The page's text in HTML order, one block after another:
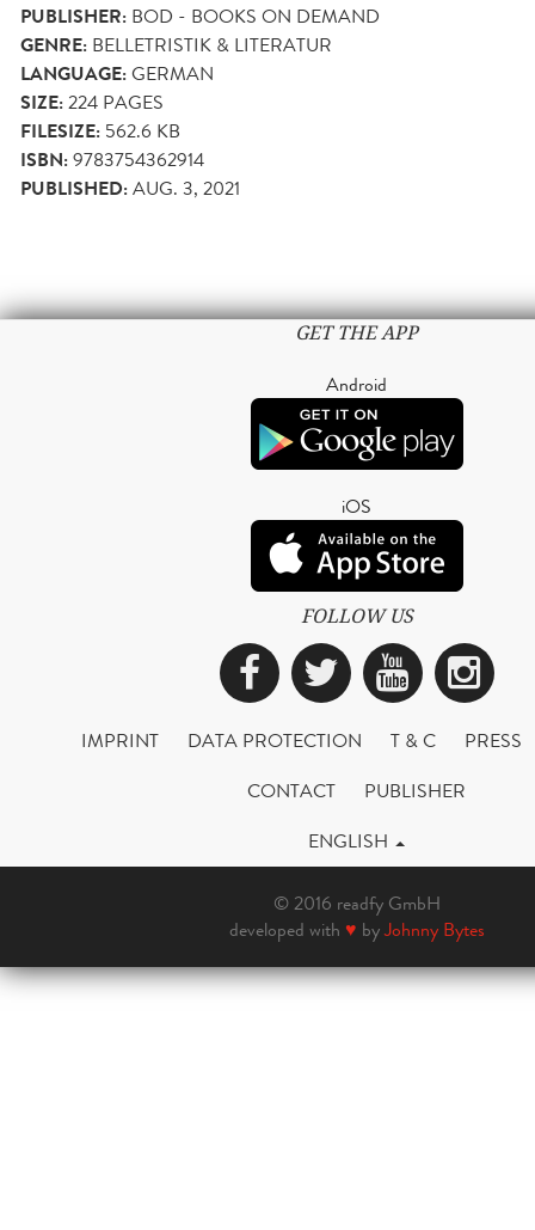
PUBLISHER: BOD - BOOKS ON DEMAND
GENRE: BELLETRISTIK & LITERATUR
LANGUAGE:GERMAN
SIZE:224 PAGES
FILESIZE: 562.6 KB
ISBN:9783754362914
PUBLISHED:AUG. 3, 2021
GET THE APP
Android
iOS
FOLLOW US
Facebook
Twitter
IMPRINT DATA PROTECTION T & C
PRESS
CONTACT
PUBLISHER
ENGLISH
© 2016 readfy GmbH
developed with ♥ byJohnny Bytes